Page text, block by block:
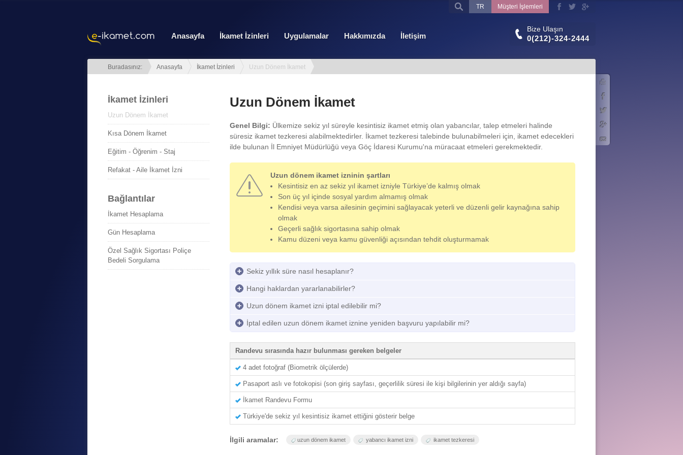
Anasayfa İkamet İzinleri Uygulamalar Hakkımızda İletişim
Bize Ulaşın
0(212)-324-2444
TR Müşteri İşlemleri
Buradasınız: Anasayfa İkamet İzinleri Uzun Dönem İkamet
Uzun Dönem İkamet
Genel Bilgi: Ülkemize sekiz yıl süreyle kesintisiz ikamet etmiş olan yabancılar, talep etmeleri halinde
süresiz ikamet tezkeresi alabilmektedirler. İkamet tezkeresi talebinde bulunabilmeleri için, ikamet edecekleri
ilde bulunan İl Emniyet Müdürlüğü veya Göç İdaresi Kurumu'na müracaat etmeleri gerekmektedir.
Uzun dönem ikamet izninin şartları
Kesintisiz en az sekiz yıl ikamet izniyle Türkiye’de kalmış olmak
Son üç yıl içinde sosyal yardım almamış olmak
Kendisi veya varsa ailesinin geçimini sağlayacak yeterli ve düzenli gelir kaynağına sahip
olmak
Geçerli sağlık sigortasına sahip olmak
Kamu düzeni veya kamu güvenliği açısından tehdit oluşturmamak
Sekiz yıllık süre nasıl hesaplanır?
Hangi haklardan yararlanabilirler?
Uzun dönem ikamet izni iptal edilebilir mi?
İptal edilen uzun dönem ikamet iznine yeniden başvuru yapılabilir mi?
Randevu sırasında hazır bulunması gereken belgeler
4 adet fotoğraf (Biometrik ölçülerde)
Pasaport aslı ve fotokopisi (son giriş sayfası, geçerlilik süresi ile kişi bilgilerinin yer aldığı sayfa)
İkamet Randevu Formu
Türkiye'de sekiz yıl kesintisiz ikamet ettiğini gösterir belge
İlgili aramalar: uzun dönem ikamet yabancı ikamet izni ikamet tezkeresi
İkamet İzinleri
Uzun Dönem İkamet
Kısa Dönem İkamet
Eğitim - Öğrenim - Staj
Refakat - Aile İkamet İzni
Bağlantılar
İkamet Hesaplama
Gün Hesaplama
Özel Sağlık Sigortası Poliçe
Bedeli Sorgulama